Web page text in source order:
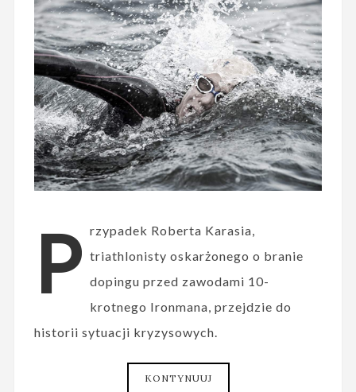
P rzypadek Roberta Karasia,
triathlonisty oskarżonego o branie
dopingu przed zawodami 10-
krotnego Ironmana, przejdzie do
historii sytuacji kryzysowych.
KONTYNUUJ